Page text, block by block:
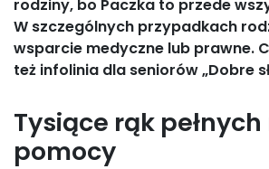
rodziny, bo Paczka to przede
W szczególnych przypadkach
wsparcie medyczne lub prawne.
też infolinia dla seniorów „Dobre
Tysiące rąk
pomocy